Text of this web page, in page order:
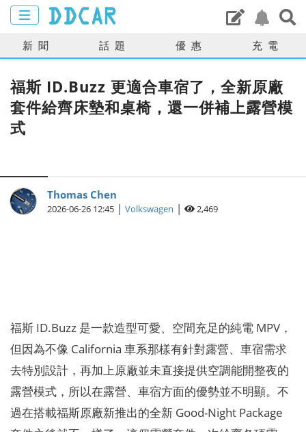
新聞 話題 優惠 充電
福斯 ID.Buzz 更適合車宿了，全新原廠
套件給齊床墊和桌椅，還一併補上露營模
式
Thomas Chen
2026-06-26 12:45 | Volkswagen | 2,469
福斯 ID.Buzz 是一款造型可愛、空間充足的純電 MPV，
但因為不像 California 車系那樣有針對露營、車宿需求
去特別設計，再加上原廠並未直接提供空調能開整夜的
露營模式，所以在露營、車宿方面的優勢並不明顯。不
過在搭載福斯原廠新推出的全新 Good-Night Package